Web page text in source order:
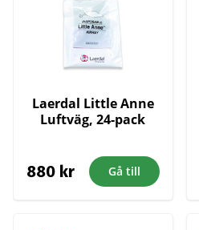
Laerdal Little Anne
Luftväg, 24-pack
880 kr Gå till